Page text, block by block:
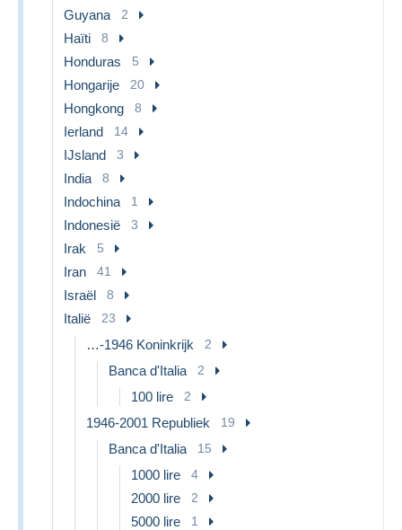
Guyana 2
Haïti 8
Honduras 5
Hongarije 20
Hongkong 8
Ierland 14
IJsland 3
India 8
Indochina 1
Indonesië 3
Irak 5
Iran 41
Israël 8
Italië 23
…-1946 Koninkrijk 2
Banca d'Italia 2
100 lire 2
1946-2001 Republiek 19
Banca d'Italia 15
1000 lire 4
2000 lire 2
5000 lire 1